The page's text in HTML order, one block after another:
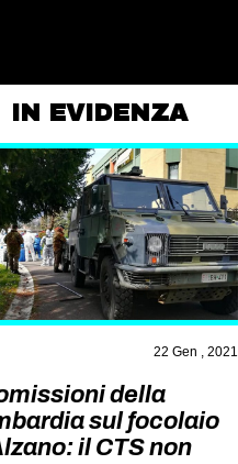
ABOUT
AREA
DEGENERAZIONE
GAZA FREESTYLE
CSOA LAMBRETTA
MSM
STUDENTI TSUNAMI
ZAM
IN EVIDENZA
22 Gen , 2021
della
sul focolaio
il CTS non